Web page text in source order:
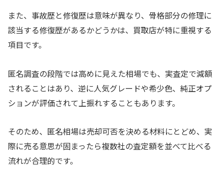
また、事故歴と修復歴は意味が異なり、骨格部分の修理に
該当する修復歴があるかどうかは、買取店が特に重視する
項目です。
匿名調査の段階では高めに見えた相場でも、実査定で減額
されることはあり、逆に人気グレードや希少色、純正オプ
ションが評価されて上振れすることもあります。
そのため、匿名相場は売却可否を決める材料にとどめ、実
際に売る意思が固まったら複数社の査定額を並べて比べる
流れが合理的です。